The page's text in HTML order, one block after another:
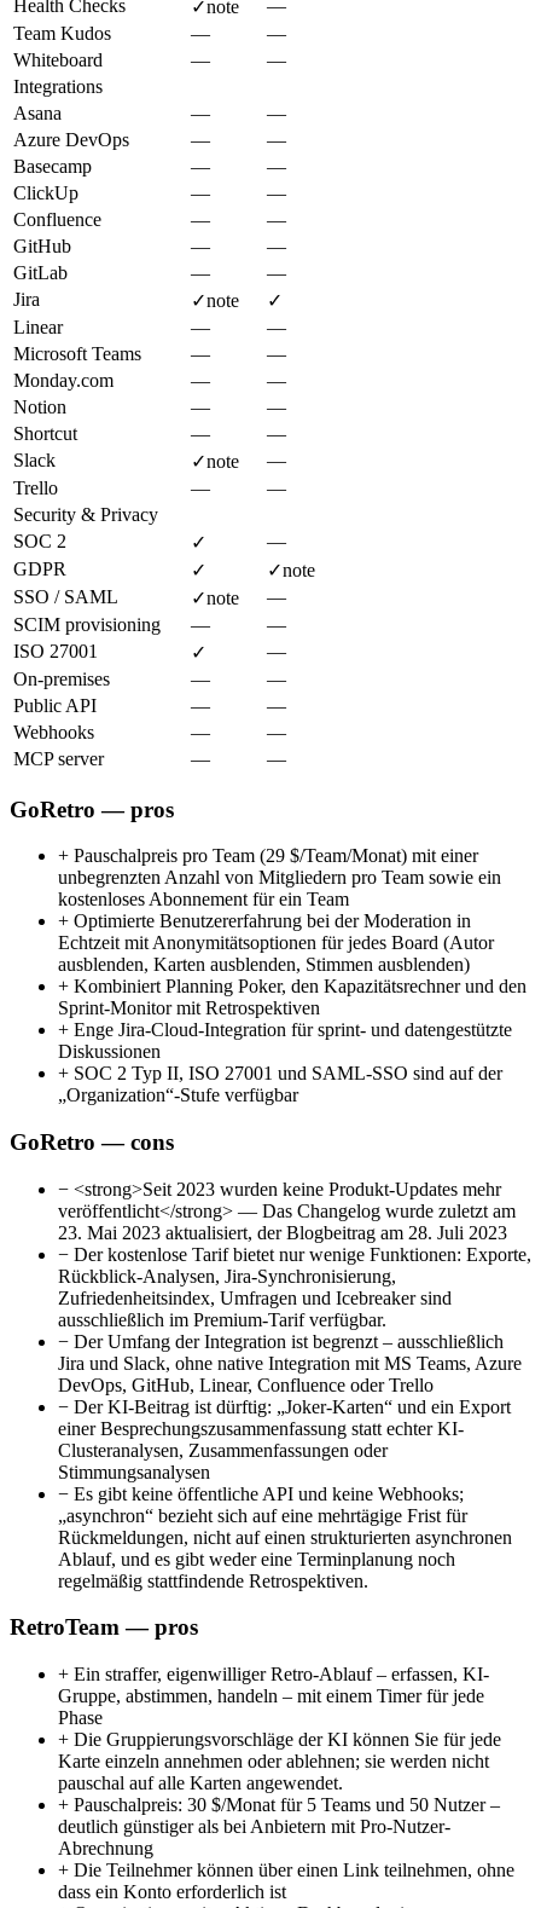
Health Checks ✓note
—
Team Kudos
—
—
Whiteboard
—
—
Integrations
Asana
—
—
Azure DevOps
—
—
Basecamp
—
—
ClickUp
—
—
Confluence
—
—
GitHub
—
—
GitLab
—
—
Jira
✓note
✓
Linear
—
—
Microsoft Teams
—
—
Monday.com
—
—
Notion
—
—
Shortcut
—
—
Slack
✓note
—
Trello
—
—
Security & Privacy
SOC 2
✓
—
GDPR
✓ ✓note
SSO / SAML
✓note
—
SCIM provisioning
—
—
ISO 27001
✓
—
On-premises
—
—
Public API
—
—
Webhooks
—
—
MCP server
— —
GoRetro — pros
+ Pauschalpreis pro Team (29 $/Team/Monat) mit einer
unbegrenzten Anzahl von Mitgliedern pro Team sowie ein
kostenloses Abonnement für ein Team
+ Optimierte Benutzererfahrung bei der Moderation in
Echtzeit mit Anonymitätsoptionen für jedes Board (Autor
ausblenden, Karten ausblenden, Stimmen ausblenden)
+ Kombiniert Planning Poker, den Kapazitätsrechner und den
Sprint-Monitor mit Retrospektiven
+ Enge Jira-Cloud-Integration für sprint- und datengestützte
Diskussionen
+ SOC 2 Typ II, ISO 27001 und SAML-SSO sind auf der
„Organization“-Stufe verfügbar
GoRetro — cons
− <strong>Seit 2023 wurden keine Produkt-Updates mehr
veröffentlicht</strong> — Das Changelog wurde zuletzt am
23. Mai 2023 aktualisiert, der Blogbeitrag am 28. Juli 2023
− Der kostenlose Tarif bietet nur wenige Funktionen: Exporte,
Rückblick-Analysen, Jira-Synchronisierung,
Zufriedenheitsindex, Umfragen und Icebreaker sind
ausschließlich im Premium-Tarif verfügbar.
− Der Umfang der Integration ist begrenzt – ausschließlich
Jira und Slack, ohne native Integration mit MS Teams, Azure
DevOps, GitHub, Linear, Confluence oder Trello
− Der KI-Beitrag ist dürftig: „Joker-Karten“ und ein Export
einer Besprechungszusammenfassung statt echter KI-
Clusteranalysen, Zusammenfassungen oder
Stimmungsanalysen
− Es gibt keine öffentliche API und keine Webhooks;
„asynchron“ bezieht sich auf eine mehrtägige Frist für
Rückmeldungen, nicht auf einen strukturierten asynchronen
Ablauf, und es gibt weder eine Terminplanung noch
regelmäßig stattfindende Retrospektiven.
RetroTeam — pros
+ Ein straffer, eigenwilliger Retro-Ablauf – erfassen, KI-
Gruppe, abstimmen, handeln – mit einem Timer für jede
Phase
+ Die Gruppierungsvorschläge der KI können Sie für jede
Karte einzeln annehmen oder ablehnen; sie werden nicht
pauschal auf alle Karten angewendet.
+ Pauschalpreis: 30 $/Monat für 5 Teams und 50 Nutzer –
deutlich günstiger als bei Anbietern mit Pro-Nutzer-
Abrechnung
+ Die Teilnehmer können über einen Link teilnehmen, ohne
dass ein Konto erforderlich ist